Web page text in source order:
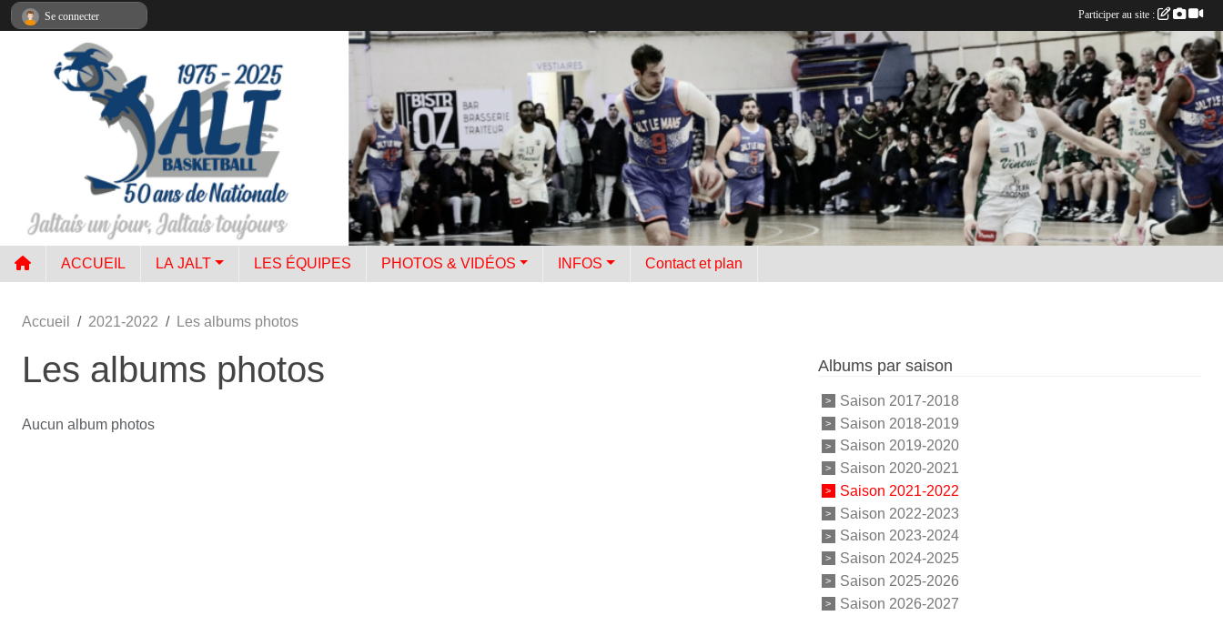
ACCUEIL LA JALT LES ÉQUIPES PHOTOS & VIDÉOS INFOS Contact et plan
Accueil 2021-2022 Les albums photos
Les albums photos
Aucun album photos
Albums par saison
Saison 2017-2018
Saison 2018-2019
Saison 2019-2020
Saison 2020-2021
Saison 2021-2022
Saison 2022-2023
Saison 2023-2024
Saison 2024-2025
Saison 2025-2026
Saison 2026-2027
Se connecter Participer au site :
Panneau de gestion des cookies